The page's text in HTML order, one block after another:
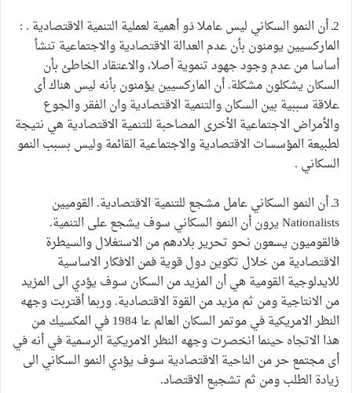
2ـ أن النمو السكاني ليس عاملا ذو أهمية لعملية التنمية الاقتصادية . :
الماركسيين يومنون بأن عدم العدالة الاقتصادية والاجتماعية تنشأ
أساسا من عدم وجود جهود تنموية أصلا، والاعتقاد الخاطئ بأن
السكان يشكلون مشكلة. أن الماركسيين يؤمنون بأنه ليس هناك أى
علاقة سببية بين السكان والتنمية الاقتصادية وان الفقر والجوع
والأمراض الاجتماعية الأخرى المصاحبة للتنمية الاقتصادية هي نتيجة
لطبيعة المؤسسات الاقتصادية والاجتماعية القائمة وليس بسبب النمو
السكاني .
3ـ أن النمو السكاني عامل مشجع للتنمية الاقتصادية. القوميين
Nationalists يرون أن النمو السكاني سوف يشجع على التنمية.
فالقوميون يسعون نحو تحرير بلادهم من الاستغلال والسيطرة
الاقتصادية من خلال تكوين دول قوية فمن الافكار الاساسية
للايدلوجية القومية هي أن المزيد من السكان سوف يؤدي الى المزيد
من الانتاجية ومن ثم مزيد من القوة الاقتصادية. وربما أقتربت وجهه
النظر الامريكية في موتمر السكان العالم عا 1984 في المكسيك من
هذا الاتجاه حينما انخصرت وجهه النظر الامريكية الرسمية في أنه في
أى مجتمع حر من الناحية الاقتصادية سوف يؤدي النمو السكاني الى
زيادة الطلب ومن ثم تشجيع الاقتصاد.